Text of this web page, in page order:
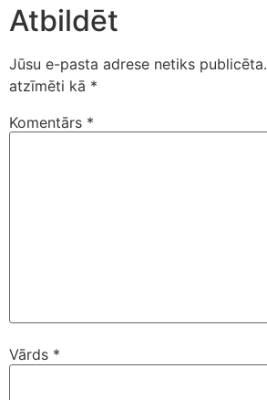
Atbildēt
Jūsu e-pasta adrese netiks publicēta.
atzīmēti kā *
Komentārs *
Vārds *